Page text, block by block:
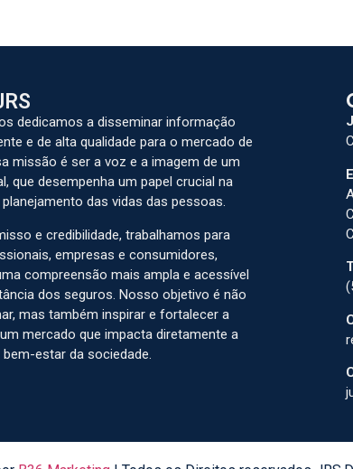
dedicamos a disseminar informação
e de alta qualidade para o mercado de
missão é ser a voz e a imagem de um
que desempenha um papel crucial na
das vidas das pessoas.
e credibilidade, trabalhamos para
empresas e consumidores,
compreensão mais ampla e acessível
dos seguros. Nosso objetivo é não
mas também inspirar e fortalecer a
mercado que impacta diretamente a
estar da sociedade.